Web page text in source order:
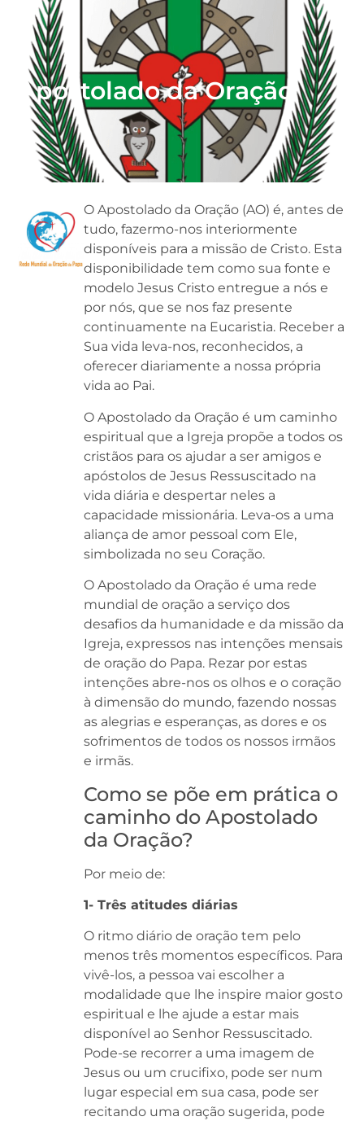
Apostolado da Oração
O Apostolado da Oração (AO) é, antes de
tudo, fazermo-nos interiormente
disponíveis para a missão de Cristo. Esta
disponibilidade tem como sua fonte e
modelo Jesus Cristo entregue a nós e
por nós, que se nos faz presente
continuamente na Eucaristia. Receber a
Sua vida leva-nos, reconhecidos, a
oferecer diariamente a nossa própria
vida ao Pai.
O Apostolado da Oração é um caminho
espiritual que a Igreja propõe a todos os
cristãos para os ajudar a ser amigos e
apóstolos de Jesus Ressuscitado na
vida diária e despertar neles a
capacidade missionária. Leva-os a uma
aliança de amor pessoal com Ele,
simbolizada no seu Coração.
O Apostolado da Oração é uma rede
mundial de oração a serviço dos
desafios da humanidade e da missão da
Igreja, expressos nas intenções mensais
de oração do Papa. Rezar por estas
intenções abre-nos os olhos e o coração
à dimensão do mundo, fazendo nossas
as alegrias e esperanças, as dores e os
sofrimentos de todos os nossos irmãos
e irmãs.
Como se põe em prática o
caminho do Apostolado
da Oração?
Por meio de:
1- Três atitudes diárias
O ritmo diário de oração tem pelo
menos três momentos específicos. Para
vivê-los, a pessoa vai escolher a
modalidade que lhe inspire maior gosto
espiritual e lhe ajude a estar mais
disponível ao Senhor Ressuscitado.
Pode-se recorrer a uma imagem de
Jesus ou um crucifixo, pode ser num
lugar especial em sua casa, pode ser
recitando uma oração sugerida, pode